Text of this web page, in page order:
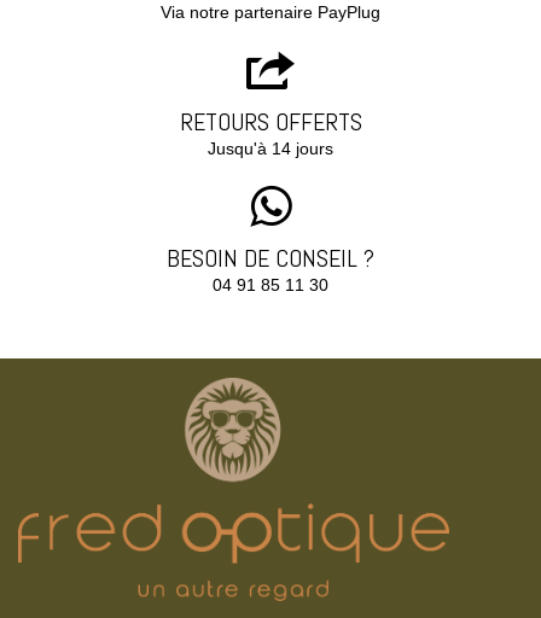
Via notre partenaire PayPlug
RETOURS OFFERTS
Jusqu'à 14 jours
BESOIN DE CONSEIL ?
04 91 85 11 30‬